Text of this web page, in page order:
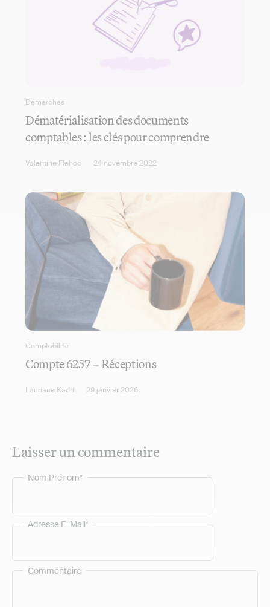
Démarches
Dématérialisation des documents
comptables : les clés pour comprendre
Valentine Flehoc 24 novembre 2022
Comptabilité
Compte 6257 – Réceptions
Lauriane Kadri 29 janvier 2026
Laisser un commentaire
Commentaire
Nom Prénom*
Adresse E-Mail*